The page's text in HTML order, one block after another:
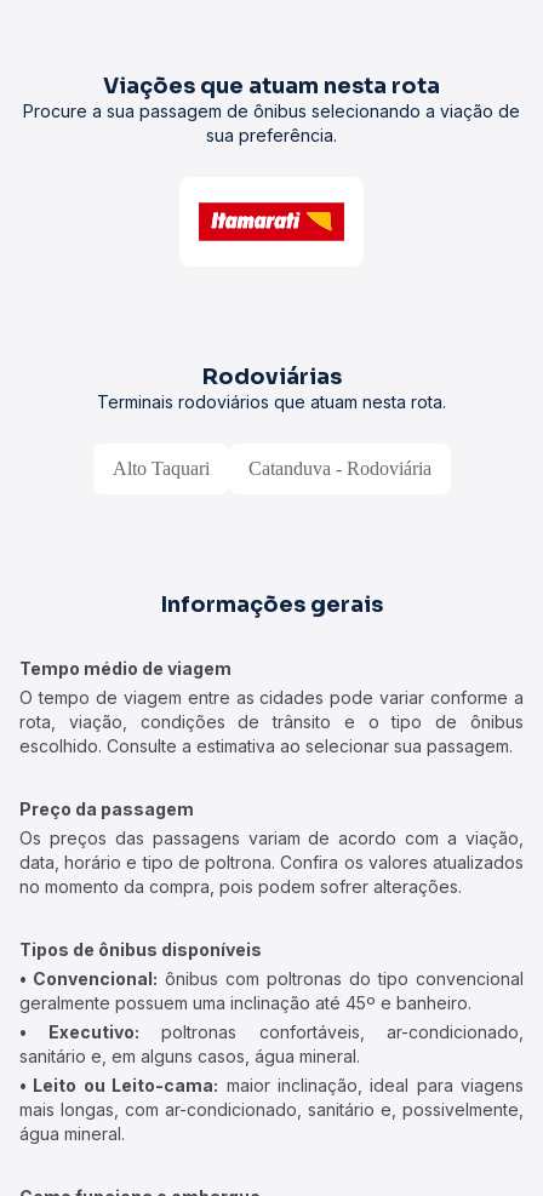
Viações que atuam nesta rota
Procure a sua passagem de ônibus selecionando a viação de
sua preferência.
Rodoviárias
Terminais rodoviários que atuam nesta rota.
Alto Taquari Catanduva - Rodoviária
Informações gerais
Tempo médio de viagem
O tempo de viagem entre as cidades pode variar conforme a
rota, viação, condições de trânsito e o tipo de ônibus
escolhido. Consulte a estimativa ao selecionar sua passagem.
Preço da passagem
Os preços das passagens variam de acordo com a viação,
data, horário e tipo de poltrona. Confira os valores atualizados
no momento da compra, pois podem sofrer alterações.
Tipos de ônibus disponíveis
• Convencional: ônibus com poltronas do tipo convencional
geralmente possuem uma inclinação até 45º e banheiro.
• Executivo: poltronas confortáveis, ar-condicionado,
sanitário e, em alguns casos, água mineral.
• Leito ou Leito-cama: maior inclinação, ideal para viagens
mais longas, com ar-condicionado, sanitário e, possivelmente,
água mineral.